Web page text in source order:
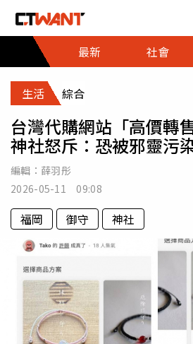
最新
社會
生活 綜合
台灣代購網站「高價
神社怒斥：恐被邪靈污
編輯： 薛羽彤
2026-05-11 09:08
福岡 御守 神社